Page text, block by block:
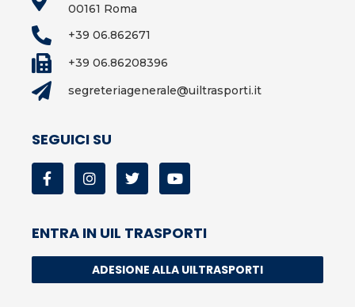
00161 Roma
+39 06.862671
+39 06.86208396
segreteriagenerale@uiltrasporti.it
SEGUICI SU
ENTRA IN UIL TRASPORTI
ADESIONE ALLA UILTRASPORTI